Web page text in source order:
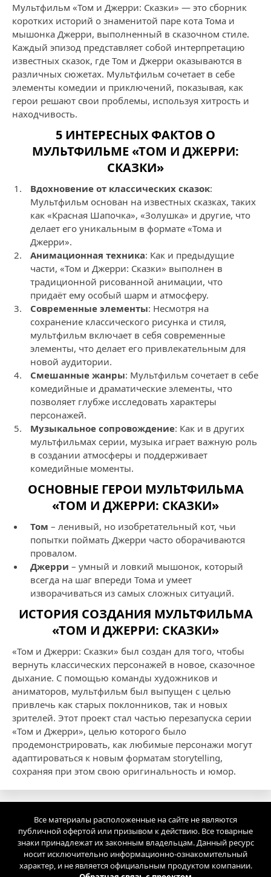
Мультфильм «Том и Джерри: Сказки» — это сборник
коротких историй о знаменитой паре кота Тома и
мышонка Джерри, выполненный в сказочном стиле.
Каждый эпизод представляет собой интерпретацию
известных сказок, где Том и Джерри оказываются в
различных сюжетах. Мультфильм сочетает в себе
элементы комедии и приключений, показывая, как
герои решают свои проблемы, используя хитрость и
находчивость.
5 ИНТЕРЕСНЫХ ФАКТОВ О
МУЛЬТФИЛЬМЕ «ТОМ И ДЖЕРРИ:
СКАЗКИ»
Вдохновение от классических сказок:
Мультфильм основан на известных сказках, таких
как «Красная Шапочка», «Золушка» и другие, что
делает его уникальным в формате «Тома и
Джерри».
Анимационная техника: Как и предыдущие
части, «Том и Джерри: Сказки» выполнен в
традиционной рисованной анимации, что
придаёт ему особый шарм и атмосферу.
Современные элементы: Несмотря на
сохранение классического рисунка и стиля,
мультфильм включает в себя современные
элементы, что делает его привлекательным для
новой аудитории.
Смешанные жанры: Мультфильм сочетает в себе
комедийные и драматические элементы, что
позволяет глубже исследовать характеры
персонажей.
Музыкальное сопровождение: Как и в других
мультфильмах серии, музыка играет важную роль
в создании атмосферы и поддерживает
комедийные моменты.
ОСНОВНЫЕ ГЕРОИ МУЛЬТФИЛЬМА
«ТОМ И ДЖЕРРИ: СКАЗКИ»
Том – ленивый, но изобретательный кот, чьи
попытки поймать Джерри часто оборачиваются
провалом.
Джерри – умный и ловкий мышонок, который
всегда на шаг впереди Тома и умеет
изворачиваться из самых сложных ситуаций.
ИСТОРИЯ СОЗДАНИЯ МУЛЬТФИЛЬМА
«ТОМ И ДЖЕРРИ: СКАЗКИ»
«Том и Джерри: Сказки» был создан для того, чтобы
вернуть классических персонажей в новое, сказочное
дыхание. С помощью команды художников и
аниматоров, мультфильм был выпущен с целью
привлечь как старых поклонников, так и новых
зрителей. Этот проект стал частью перезапуска серии
«Том и Джерри», целью которого было
продемонстрировать, как любимые персонажи могут
адаптироваться к новым форматам storytelling,
сохраняя при этом свою оригинальность и юмор.
Все материалы расположенные на сайте не являются
публичной офертой или призывом к действию. Все товарные
знаки принадлежат их законным владельцам. Данный ресурс
носит исключительно информационно-ознакомительный
характер, и не является официальным продуктом компании.